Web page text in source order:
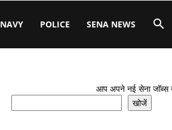
NAVY POLICE SENA NEWS
आप अपने नई सेना जॉब्स
खोजें